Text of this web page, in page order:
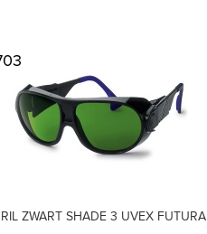
ZWART SHADE 3 UVEX FUTURA